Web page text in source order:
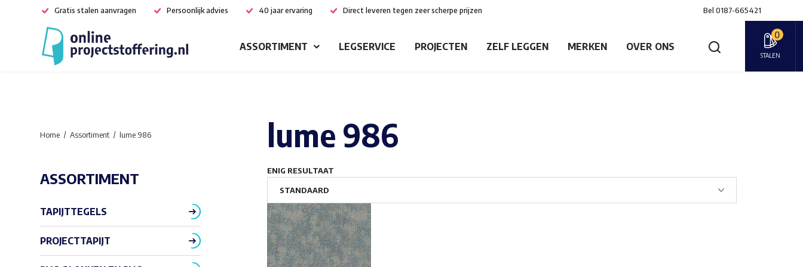
Gratis stalen aanvragen Persoonlijk advies 40 jaar ervaring Direct leveren tegen zeer scherpe prijzen Bel 0187-665421
ASSORTIMENT LEGSERVICE PROJECTEN ZELF LEGGEN MERKEN OVER ONS
0
STALEN
lume 986
ENIG RESULTAAT
Home Assortiment lume 986
ASSORTIMENT
TAPIJTTEGELS
PROJECTTAPIJT